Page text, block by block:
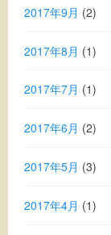
2017年9月 (2)
2017年8月 (1)
2017年7月 (1)
2017年6月 (2)
2017年5月 (3)
2017年4月 (1)